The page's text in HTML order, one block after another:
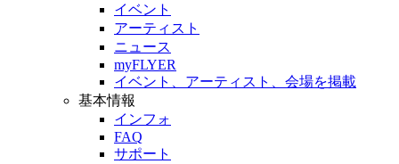
イベント
アーティスト
ニュース
myFLYER
イベント、アーティスト、会場を掲載
基本情報
インフォ
FAQ
サポート